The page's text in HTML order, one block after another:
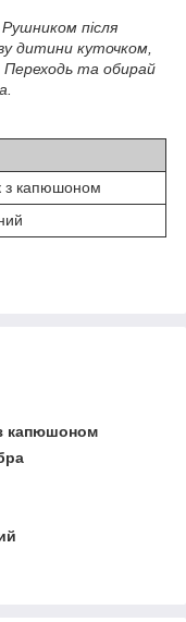
після
дитини куточком,
Переходь та обирай
з капюшоном
капюшоном